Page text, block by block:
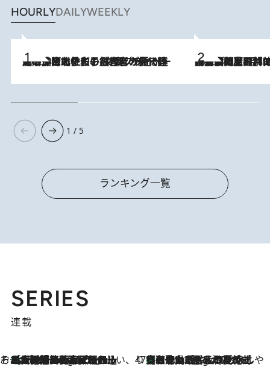
HOURLYDAILYWEEKLY
2026.8.3
《「文士の子ども被害者の会」発足！》阿川佐和子（72）が語る遠藤周作に北杜夫、劇作家・矢代静一の子どもたちの“文豪プライベート事件簿” 2026.8.8
「最後に見られてよかった」上野動物園の東園パンダ舎が解体前に特別公開。8月16日まで延長されたパネル展と共に辿る“半世紀”のパンダ飼育《解体工事の図面あり》
1 / 5
ランキング一覧
SERIES
連載
そおだよおこの関西おいしい、おやつ紀行6 Hours Ago
［大阪府箕面市］一皿一皿目の前で仕上げられる、料理を巧みに組み込んだアシェットデセールコース「ミチル アシェット デセール（Michiru assiette dessert）」 47都道府県の手みやげ ひんやりスイーツで夏を満喫
6 Hours Ago
【和歌山県】この夏絶対食べたい 冷やしておいしいおやつ3選 みかんがごろっと丸ごと入ったジュレ